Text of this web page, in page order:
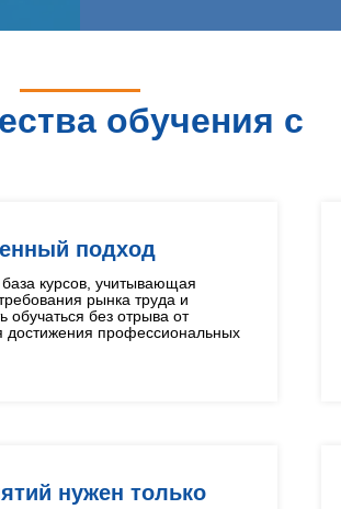
обучения с
подход
курсов, учитывающая
рынка труда и
обучаться без отрыва от
достижения профессиональных
нужен только